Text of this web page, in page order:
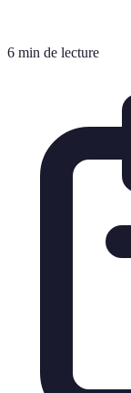
6 min de lecture